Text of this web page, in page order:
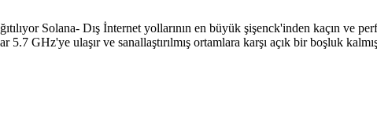
Solana- Dış İnternet yollarının en büyük şişenck'inden kaçın ve
GHz'ye ulaşır ve sanallaştırılmış ortamlara karşı açık bir boşluk